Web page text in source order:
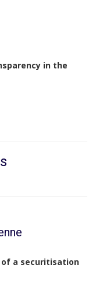
in the
of a securitisation